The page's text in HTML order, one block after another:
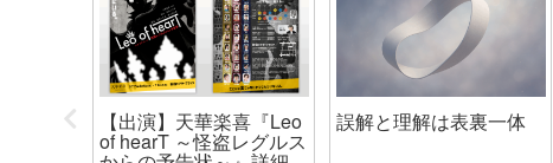
世代機 【出演】天華楽喜『Leo
of hearT ～怪盗レグルス
誤解と理解は表裏一体